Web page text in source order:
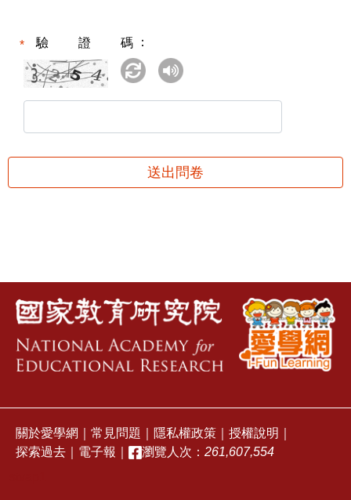
驗證碼
送出問卷
關於愛學網 常見問題 隱私權政策 授權說明
探索過去
電子報 瀏覽人次： 261,607,554